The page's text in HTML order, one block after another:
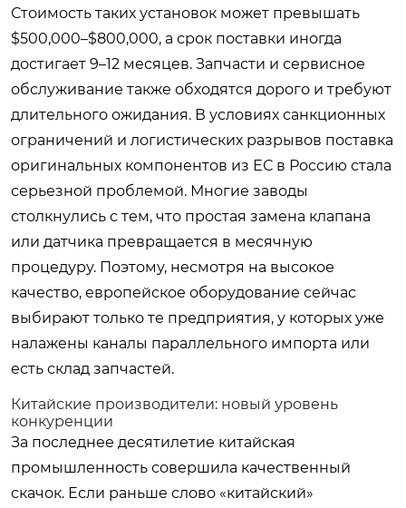
Стоимость таких установок может превышать
$500,000–$800,000, а срок поставки иногда
достигает 9–12 месяцев. Запчасти и сервисное
обслуживание также обходятся дорого и требуют
длительного ожидания. В условиях санкционных
ограничений и логистических разрывов поставка
оригинальных компонентов из ЕС в Россию стала
серьезной проблемой. Многие заводы
столкнулись с тем, что простая замена клапана
или датчика превращается в месячную
процедуру. Поэтому, несмотря на высокое
качество, европейское оборудование сейчас
выбирают только те предприятия, у которых уже
налажены каналы параллельного импорта или
есть склад запчастей.
Китайские производители: новый уровень
конкуренции
За последнее десятилетие китайская
промышленность совершила качественный
скачок. Если раньше слово «китайский»